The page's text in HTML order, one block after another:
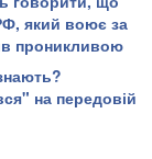
який воює за
проникливою
на передовій